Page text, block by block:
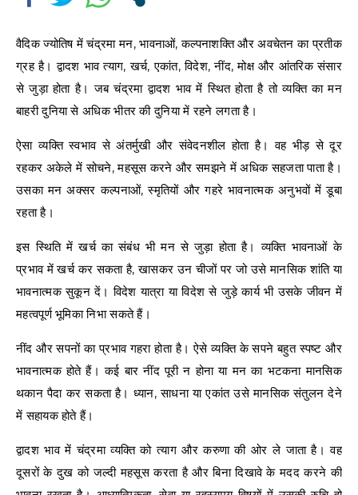
वैदिक ज्योतिष में चंद्रमा मन, भावनाओं, कल्पनाशक्ति और अवचेतन का प्रतीक
ग्रह है। द्वादश भाव त्याग, खर्च, एकांत, विदेश, नींद, मोक्ष और आंतरिक संसार
से जुड़ा होता है। जब चंद्रमा द्वादश भाव में स्थित होता है तो व्यक्ति का मन
बाहरी दुनिया से अधिक भीतर की दुनिया में रहने लगता है।
ऐसा व्यक्ति स्वभाव से अंतर्मुखी और संवेदनशील होता है। वह भीड़ से दूर
रहकर अकेले में सोचने, महसूस करने और समझने में अधिक सहजता पाता है।
उसका मन अक्सर कल्पनाओं, स्मृतियों और गहरे भावनात्मक अनुभवों में डूबा
रहता है।
इस स्थिति में खर्च का संबंध भी मन से जुड़ा होता है। व्यक्ति भावनाओं के
प्रभाव में खर्च कर सकता है, खासकर उन चीजों पर जो उसे मानसिक शांति या
भावनात्मक सुकून दें। विदेश यात्रा या विदेश से जुड़े कार्य भी उसके जीवन में
महत्वपूर्ण भूमिका निभा सकते हैं।
नींद और सपनों का प्रभाव गहरा होता है। ऐसे व्यक्ति के सपने बहुत स्पष्ट और
भावनात्मक होते हैं। कई बार नींद पूरी न होना या मन का भटकना मानसिक
थकान पैदा कर सकता है। ध्यान, साधना या एकांत उसे मानसिक संतुलन देने
में सहायक होते हैं।
द्वादश भाव में चंद्रमा व्यक्ति को त्याग और करुणा की ओर ले जाता है। वह
दूसरों के दुख को जल्दी महसूस करता है और बिना दिखावे के मदद करने की